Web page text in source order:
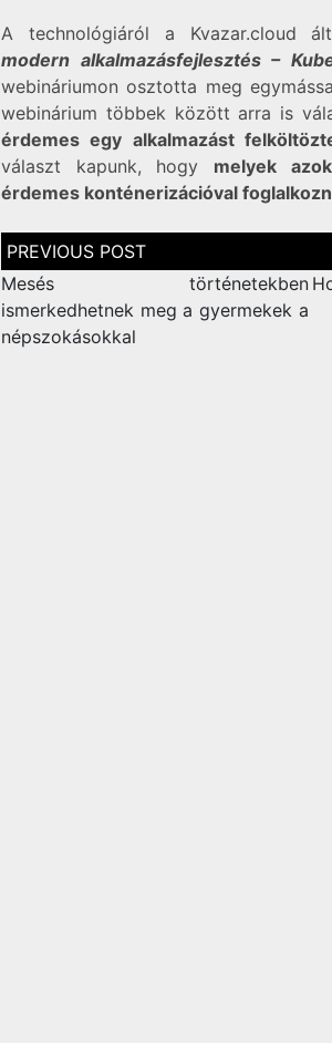
A technológiáról a Kvazar.cloud
modern alkalmazásfejlesztés –
webináriumon osztotta meg
webinárium többek között arra is
érdemes egy alkalmazást
választ kapunk, hogy melyek
érdemes konténerizációval
Bejegyzés
navigáció
Mesés történetekben
ismerkedhetnek meg a gyermekek a
népszokásokkal